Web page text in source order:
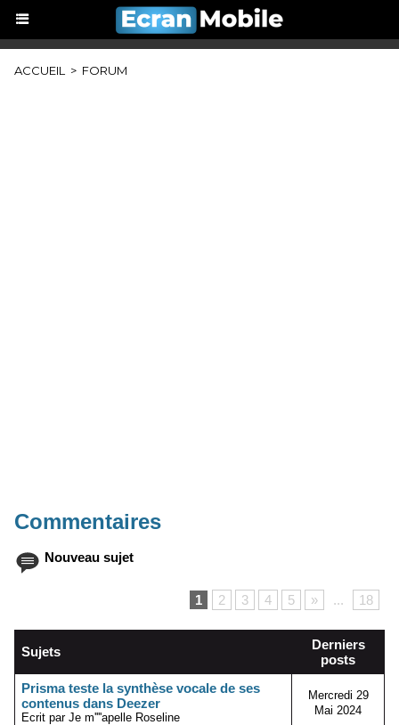
ACCUEIL > FORUM
Commentaires
Nouveau sujet
1 2 3 4 5 » ... 18
Sujets
Derniers
posts
Prisma teste la synthèse vocale de ses
contenus dans Deezer
Ecrit par Je m''''apelle Roseline
Mercredi 29
Mai 2024